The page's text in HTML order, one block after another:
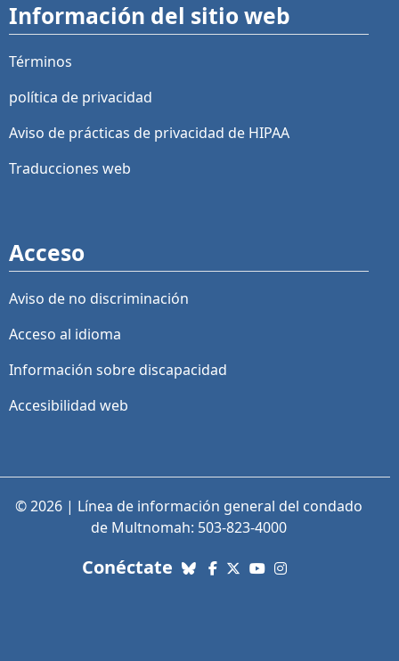
Información del sitio web
Términos
política de privacidad
Aviso de prácticas de privacidad de HIPAA
Traducciones web
Acceso
Aviso de no discriminación
Acceso al idioma
Información sobre discapacidad
Accesibilidad web
© 2026 | Línea de información general del condado
de Multnomah: 503-823-4000
Conéctate con nosotros. Enlaces a
Bluesky
Facebook
X (Twitter)
YouTube
Instagram